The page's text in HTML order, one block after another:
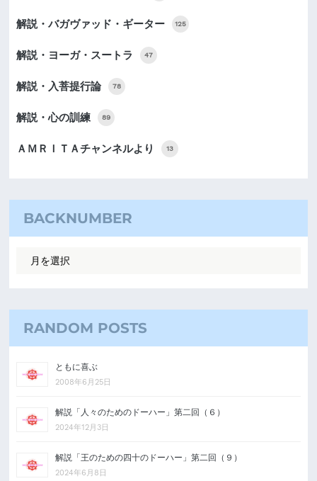
解説・バガヴァッド・ギーター 125
解説・ヨーガ・スートラ 47
解説・入菩提行論 78
解説・心の訓練 89
ＡＭＲＩＴＡチャンネルより 13
BACKNUMBER
RANDOM POSTS
ともに喜ぶ
2008年6月25日
解説「人々のためのドーハー」第二回（６）
2024年12月3日
解説「王のための四十のドーハー」第二回（９）
2024年6月8日